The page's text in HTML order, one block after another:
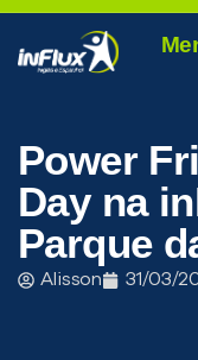
Power
Day na
Parque
Alisson 31/03/